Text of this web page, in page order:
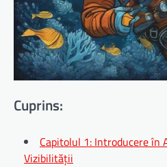
Cuprins:
Capitolul 1: Introducere în
Vizibilității